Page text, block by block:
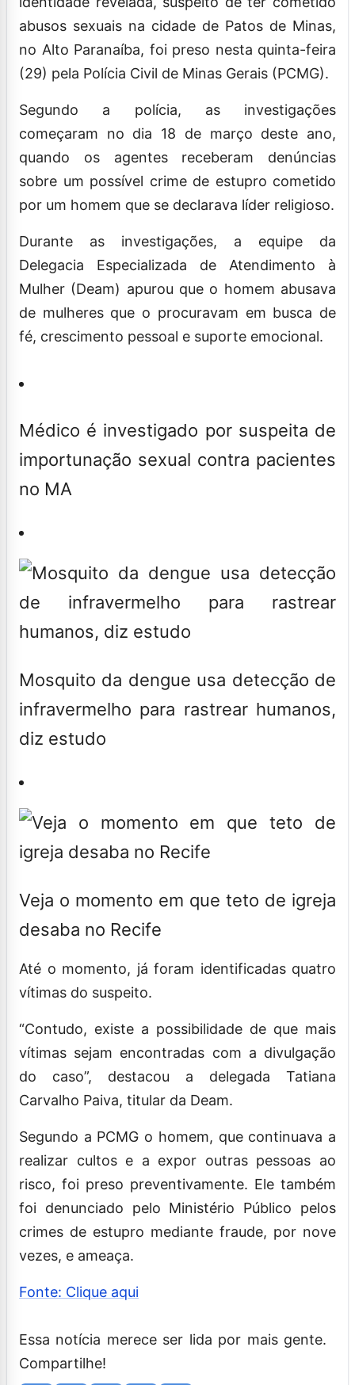
abusos sexuais na cidade de Patos de Minas,
no Alto Paranaíba, foi preso nesta quinta-feira
(29) pela Polícia Civil de Minas Gerais (PCMG).
Segundo a polícia, as investigações
começaram no dia 18 de março deste ano,
quando os agentes receberam denúncias
sobre um possível crime de estupro cometido
por um homem que se declarava líder religioso.
Durante as investigações, a equipe da
Delegacia Especializada de Atendimento à
Mulher (Deam) apurou que o homem abusava
de mulheres que o procuravam em busca de
fé, crescimento pessoal e suporte emocional.
Médico é investigado por suspeita de
importunação sexual contra pacientes
no MA
Mosquito da dengue usa detecção de
infravermelho para rastrear humanos,
diz estudo
Veja o momento em que teto de igreja
desaba no Recife
Até o momento, já foram identificadas quatro
vítimas do suspeito.
“Contudo, existe a possibilidade de que mais
vítimas sejam encontradas com a divulgação
do caso”, destacou a delegada Tatiana
Carvalho Paiva, titular da Deam.
Segundo a PCMG o homem, que continuava a
realizar cultos e a expor outras pessoas ao
risco, foi preso preventivamente. Ele também
foi denunciado pelo Ministério Público pelos
crimes de estupro mediante fraude, por nove
vezes, e ameaça.
Fonte: Clique aqui
Essa notícia merece ser lida por mais gente.
Compartilhe!